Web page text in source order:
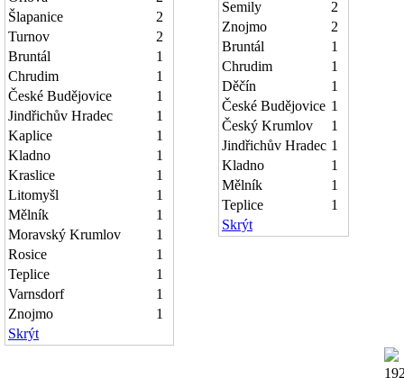
Šlapanice
2
Turnov
2
Bruntál
1
Chrudim
1
České Budějovice
1
Jindřichův Hradec
1
Kaplice
1
Kladno
1
Kraslice
1
Litomyšl
1
Mělník
1
Moravský Krumlov
1
Rosice
1
Teplice
1
Varnsdorf
1
Znojmo
1
Skrýt
Semily
2
Znojmo
2
Bruntál
1
Chrudim
1
Děčín
1
České Budějovice 1
Český Krumlov
1
Jindřichův Hradec 1
Kladno
1
Mělník
1
Teplice
1
Skrýt